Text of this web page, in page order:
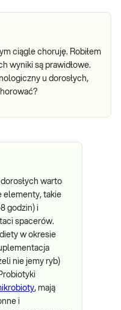
ciągle choruję. Robiłem
wyniki są prawidłowe.
u dorosłych,
warto
elementy, takie
godzin) i
spacerów.
w okresie
nie jemy ryb)
, mają
i